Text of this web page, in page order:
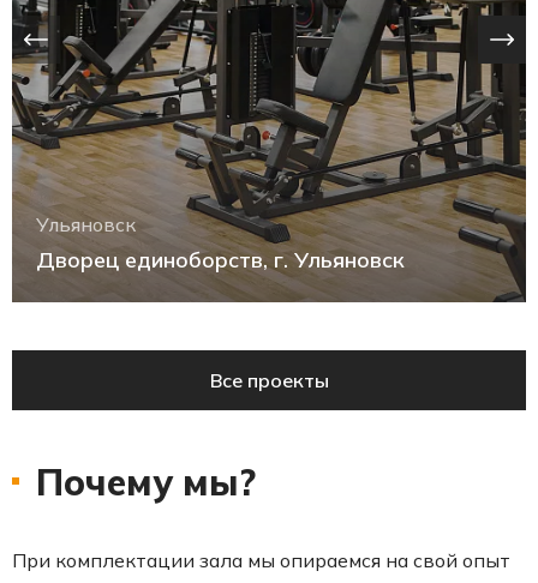
Ульяновск
Дворец единоборств, г. Ульяновск
Все проекты
Почему мы?
При комплектации зала мы опираемся на свой опыт